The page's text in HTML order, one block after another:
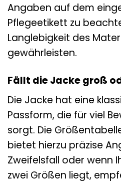
Angaben auf dem
Pflegeetikett zu
Langlebigkeit des
gewährleisten.
Fällt die Jacke groß
Die Jacke hat eine
Passform, die für viel
sorgt. Die
bietet hierzu präzise
Zweifelsfall oder wenn
zwei Größen liegt,